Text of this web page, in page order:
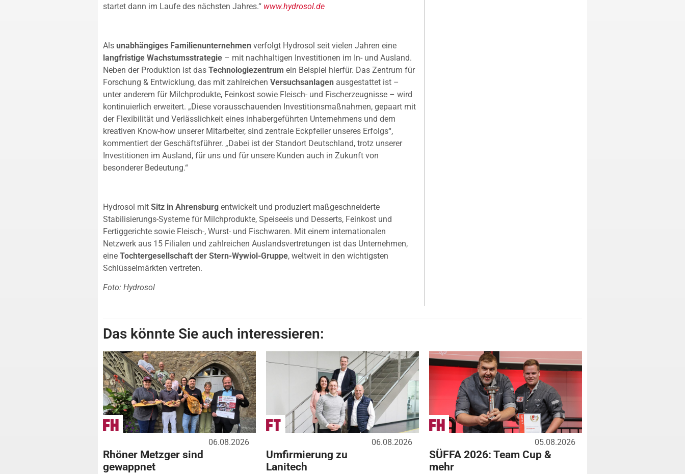
startet dann im Laufe des nächsten Jahres.“ www.hydrosol.de
Als unabhängiges Familienunternehmen verfolgt Hydrosol seit vielen Jahren eine
langfristige Wachstumsstrategie – mit nachhaltigen Investitionen im In- und Ausland.
Neben der Produktion ist das Technologiezentrum ein Beispiel hierfür. Das Zentrum für
Forschung & Entwicklung, das mit zahlreichen Versuchsanlagen ausgestattet ist –
unter anderem für Milchprodukte, Feinkost sowie Fleisch- und Fischerzeugnisse – wird
kontinuierlich erweitert. „Diese vorausschauenden Investitionsmaßnahmen, gepaart mit
der Flexibilität und Verlässlichkeit eines inhabergeführten Unternehmens und dem
kreativen Know-how unserer Mitarbeiter, sind zentrale Eckpfeiler unseres Erfolgs“,
kommentiert der Geschäftsführer. „Dabei ist der Standort Deutschland, trotz unserer
Investitionen im Ausland, für uns und für unsere Kunden auch in Zukunft von
besonderer Bedeutung.“
Hydrosol mit Sitz in Ahrensburg entwickelt und produziert maßgeschneiderte
Stabilisierungs-Systeme für Milchprodukte, Speiseeis und Desserts, Feinkost und
Fertiggerichte sowie Fleisch-, Wurst- und Fischwaren. Mit einem internationalen
Netzwerk aus 15 Filialen und zahlreichen Auslandsvertretungen ist das Unternehmen,
eine Tochtergesellschaft der Stern-Wywiol-Gruppe, weltweit in den wichtigsten
Schlüsselmärkten vertreten.
Foto: Hydrosol
Das könnte Sie auch interessieren:
06.08.2026
Rhöner Metzger sind
gewappnet
06.08.2026
Umfirmierung zu
Lanitech
05.08.2026
SÜFFA 2026: Team Cup &
mehr